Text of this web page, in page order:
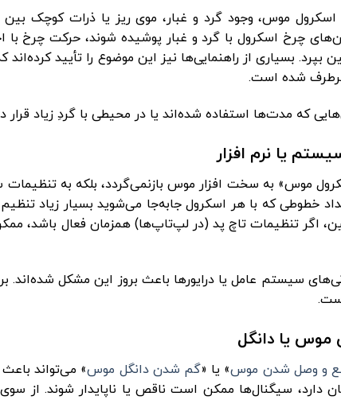
اسکرول موس، وجود گرد و غبار، موی ریز یا ذرات کوچک
چرخ اسکرول با گرد و غبار پوشیده شوند، حرکت چرخ
بپرد. بسیاری از راهنمایی‌ها نیز این موضوع را تأیید
شده است.
که مدت‌ها استفاده شده‌اند یا در محیطی با گردِ زیاد
موس» به سخت ‌افزار موس بازنمی‌گردد، بلکه به تنظیمات
خطوطی که با هر اسکرول جابه‌جا می‌شوید بسیار زیاد
اگر تنظیمات تاچ‌ پد (در لپ‌تاپ‌ها) همزمان فعال باشد،
سیستم‌ عامل یا درایورها باعث بروز این مشکل شده‌اند.
و وصل شدن موس» یا «گم شدن دانگل موس» می‌تواند
دارد، سیگنال‌ها ممکن است ناقص یا ناپایدار شوند. از